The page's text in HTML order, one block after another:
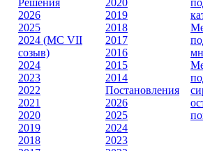
Решения
2026
2025
2024 (МС VII
созыв)
2024
2023
2022
2021
2020
2019
2018
2020
2019
2018
2017
2016
2015
2014
Постановления
2026
2025
2024
2023